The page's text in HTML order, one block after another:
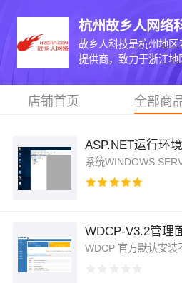
杭州故乡人网络
故乡人科技是杭州地
提供商，致力于浙江地
店铺首页 全部商
WDCP-V3.2管理